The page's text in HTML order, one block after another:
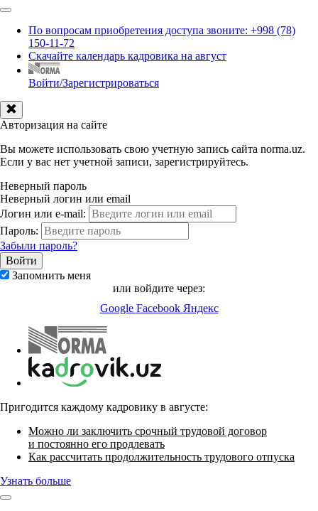
По вопросам приобретения доступа звоните: +998 (78)
150-11-72
Скачайте календарь кадровика на август
Войти/Зарегистрироваться
Авторизация на сайте
Вы можете использовать свою учетную запись сайта norma.uz.
Если у вас нет учетной записи, зарегистрируйтесь.
Неверный пароль
Неверный логин или email
Логин или e-mail:
Пароль:
Забыли пароль?
Запомнить меня
или войдите через:
Google Facebook Яндекс
Пригодится каждому кадровику в августе:
Можно ли заключить срочный трудовой договор
и постоянно его продлевать
Как рассчитать продолжительность трудового отпуска
Узнать больше